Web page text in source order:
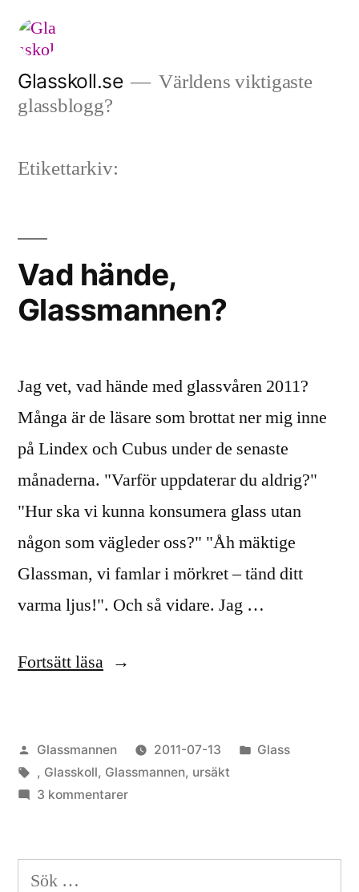
Hoppa
innehåll
Glasskoll.se
Världens viktigaste
glassblogg?
Etikettarkiv:
Vad hände,
Glassmannen?
Jag vet, vad hände med glassvåren 2011?
Många är de läsare som brottat ner mig inne
på Lindex och Cubus under de senaste
månaderna. "Varför uppdaterar du aldrig?"
"Hur ska vi kunna konsumera glass utan
någon som vägleder oss?" "Åh mäktige
Glassman, vi famlar i mörkret – tänd ditt
varma ljus!". Och så vidare. Jag …
Fortsätt läsa ”Vad
Publicerat
av
Glassmannen 2011-07-13
Publicerat
Glass
Etiketter:
, Glasskoll, Glassmannen, ursäkt
3 kommentarertill
Glassmannen?
Sök